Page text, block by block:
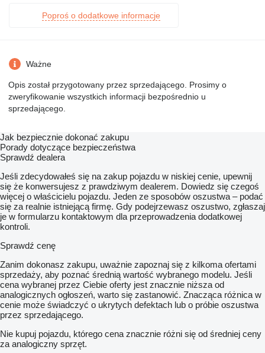
Poproś o dodatkowe informacje
Ważne
Opis został przygotowany przez sprzedającego. Prosimy o
zweryfikowanie wszystkich informacji bezpośrednio u
sprzedającego.
Jak bezpiecznie dokonać zakupu
Porady dotyczące bezpieczeństwa
Sprawdź dealera
Jeśli zdecydowałeś się na zakup pojazdu w niskiej cenie, upewnij
się że konwersujesz z prawdziwym dealerem. Dowiedz się czegoś
więcej o właścicielu pojazdu. Jeden ze sposobów oszustwa – podać
się za realnie istniejącą firmę. Gdy podejrzewasz oszustwo, zgłaszaj
je w formularzu kontaktowym dla przeprowadzenia dodatkowej
kontroli.
Sprawdź cenę
Zanim dokonasz zakupu, uważnie zapoznaj się z kilkoma ofertami
sprzedaży, aby poznać średnią wartość wybranego modelu. Jeśli
cena wybranej przez Ciebie oferty jest znacznie niższa od
analogicznych ogłoszeń, warto się zastanowić. Znacząca różnica w
cenie może świadczyć o ukrytych defektach lub o próbie oszustwa
przez sprzedającego.
Nie kupuj pojazdu, którego cena znacznie różni się od średniej ceny
za analogiczny sprzęt.